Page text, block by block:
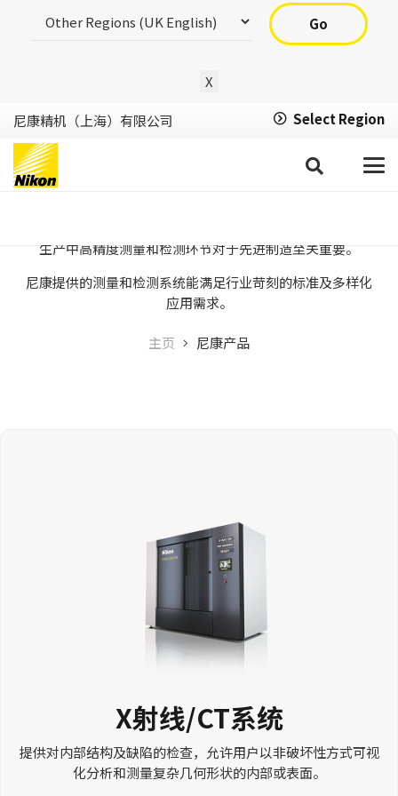
Go
X
尼康精机（上海）有限公司 Select Region
生产中高精度测量和检测环节对于先进制造至关重要。
尼康提供的测量和检测系统能满足行业苛刻的标准及多样化
应用需求。
主页 尼康产品
X射线/CT系统
提供对内部结构及缺陷的检查，允许用户以非破坏性方式可视
化分析和测量复杂几何形状的内部或表面。